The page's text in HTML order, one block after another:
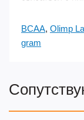
BCAA, Olimp
gram